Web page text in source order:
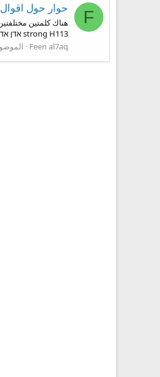
F حوار حول
هناك كلمتين
strong H113 אדן אדון 'âdôn 'âdôn aw-done', aw-done' From an unused root...
Feen al7aq